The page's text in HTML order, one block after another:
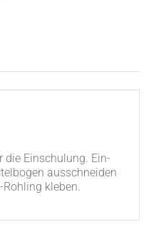
die Ein­schu­lung. Ein­
aus­schnei­den
kleben.